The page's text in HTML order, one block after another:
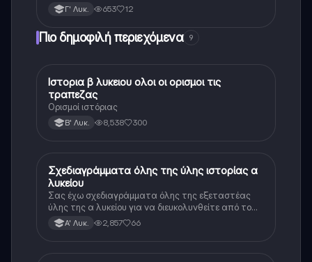
Γ' Λυκ. 653 12
Πιο δημοφιλή περιεχόμενα 9
Ιστορία
Ιστορια β λυκειου ολοι οι ορισμοι τις
τραπεζας
Ορισμοί ιστόριας
Β' Λυκ. 8,538 300
Ιστορία
Σχεδιαγράμματα όλης της ύλης ιστορίας α
λυκείου
Σας έχω σχεδιαγράμματα όλης της εξεταστέας
ύλης της α λυκείου για να διευκολυνθείτε από το
τεράστιο βάρος του βιβλίου
Α' Λυκ. 2,857 66